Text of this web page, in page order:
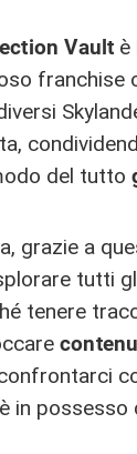
Vault è
franchise
del tutto
grazie a
tutti
tenere
in possesso